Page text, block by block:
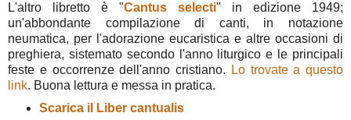
L'altro libretto è "Cantus selecti" in edizione 1949;
un'abbondante compilazione di canti, in notazione
neumatica, per l'adorazione eucaristica e altre occasioni di
preghiera, sistemato secondo l'anno liturgico e le principali
feste e occorrenze dell'anno cristiano.
Lo trovate a questo
link. Buona lettura e messa in pratica.
Scarica il Liber cantualis